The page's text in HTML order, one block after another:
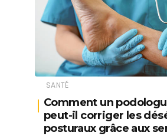
SANTÉ
Comment un
peut-il corriger les
posturaux grâce aux